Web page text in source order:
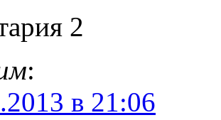
2
:
в 21:06